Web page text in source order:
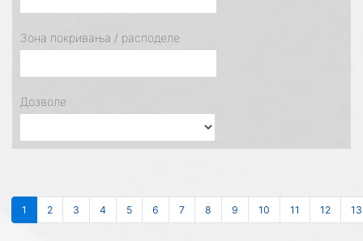
Зона покривања / расподеле
Дозволе
1 2 3 4 5 6 7 8 9 10 11 12 13